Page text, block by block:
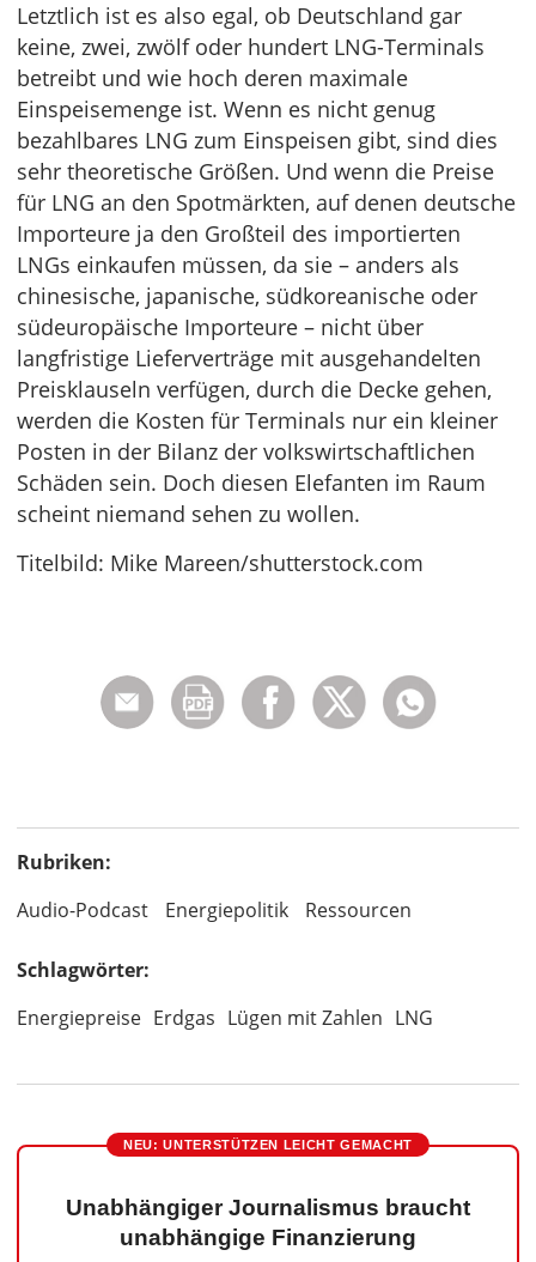
Letztlich ist es also egal, ob Deutschland gar
keine, zwei, zwölf oder hundert LNG-Terminals
betreibt und wie hoch deren maximale
Einspeisemenge ist. Wenn es nicht genug
bezahlbares LNG zum Einspeisen gibt, sind dies
sehr theoretische Größen. Und wenn die Preise
für LNG an den Spotmärkten, auf denen deutsche
Importeure ja den Großteil des importierten
LNGs einkaufen müssen, da sie – anders als
chinesische, japanische, südkoreanische oder
südeuropäische Importeure – nicht über
langfristige Lieferverträge mit ausgehandelten
Preisklauseln verfügen, durch die Decke gehen,
werden die Kosten für Terminals nur ein kleiner
Posten in der Bilanz der volkswirtschaftlichen
Schäden sein. Doch diesen Elefanten im Raum
scheint niemand sehen zu wollen.
Titelbild: Mike Mareen/shutterstock.com
Rubriken:
Audio-Podcast
Energiepolitik Ressourcen
Schlagwörter:
Energiepreise Erdgas Lügen mit Zahlen LNG
NEU: UNTERSTÜTZEN LEICHT GEMACHT
Unabhängiger Journalismus braucht
unabhängige Finanzierung